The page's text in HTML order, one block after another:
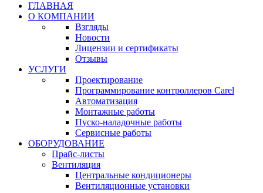
ГЛАВНАЯ
О КОМПАНИИ
Взгляды
Новости
Лицензии и сертификаты
Отзывы
УСЛУГИ
Проектирование
Программирование контроллеров Carel
Автоматизация
Монтажные работы
Пуско-наладочные работы
Сервисные работы
ОБОРУДОВАНИЕ
Прайс-листы
Вентиляция
Центральные кондиционеры
Вентиляционные установки